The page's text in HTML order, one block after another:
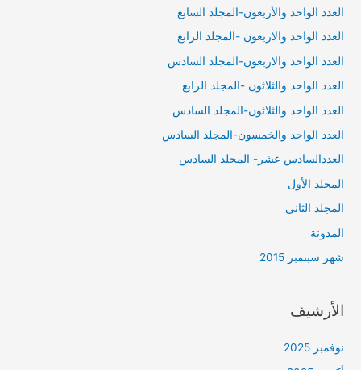
العدد الواحد والأربعون-المجلد السابع
العدد الواحد والاربعون -المجلد الرابع
العدد الواحد والاربعون-المجلد السادس
العدد الواحد والثلاثون -المجلد الرابع
العدد الواحد والثلاثون-المجلد السادس
العدد الواحد والخمسون-المجلد السادس
العددالسادس عشر- المجلد السادس
المجلد الأول
المجلد الثاني
المدونة
شهر سبتمبر 2015
الأرشيف
نوفمبر 2025